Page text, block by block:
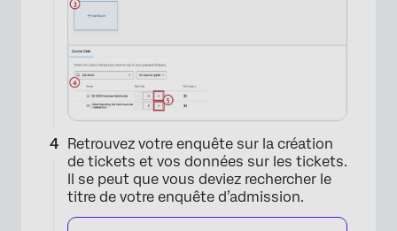
Retrouvez votre enquête sur la création
de tickets et vos données sur les tickets.
Il se peut que vous deviez rechercher le
titre de votre enquête d’admission.